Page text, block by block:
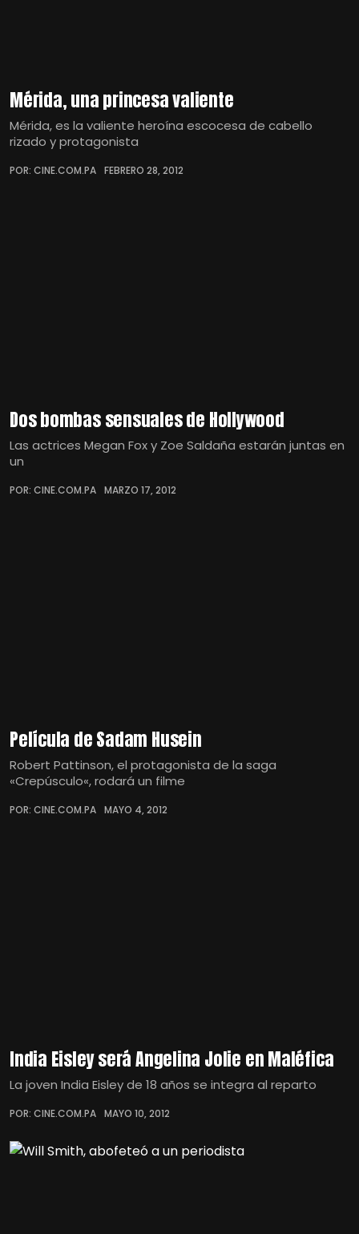
Mérida, una princesa valiente
Mérida, es la valiente heroína escocesa de cabello
rizado y protagonista
POR: CINE.COM.PA FEBRERO 28, 2012
Dos bombas sensuales de Hollywood
Las actrices Megan Fox y Zoe Saldaña estarán juntas en
un
POR: CINE.COM.PA MARZO 17, 2012
Película de Sadam Husein
Robert Pattinson, el protagonista de la saga
«Crepúsculo«, rodará un filme
POR: CINE.COM.PA MAYO 4, 2012
India Eisley será Angelina Jolie en Maléfica
La joven India Eisley de 18 años se integra al reparto
POR: CINE.COM.PA MAYO 10, 2012